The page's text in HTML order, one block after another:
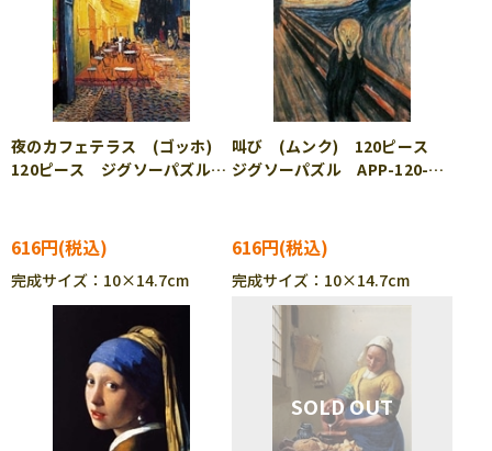
夜のカフェテラス (ゴッホ)
120ピース ジグソーパズル
616円
完成サイズ：10×14.7cm
叫び (ムンク) 120ピース
ジグソーパズル APP-120-
616円
完成サイズ：10×14.7cm